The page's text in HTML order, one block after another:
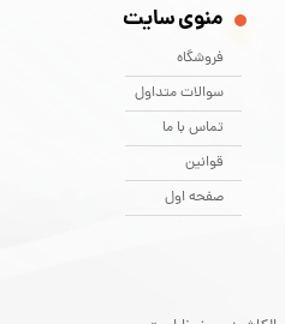
منوی سایت
فروشگاه
سوالات متداول
تماس با ما
قوانین
صفحه اول